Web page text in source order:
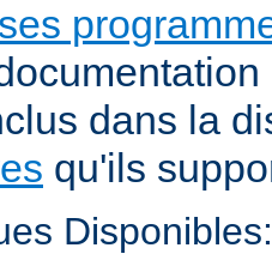
dans la
qu'ils